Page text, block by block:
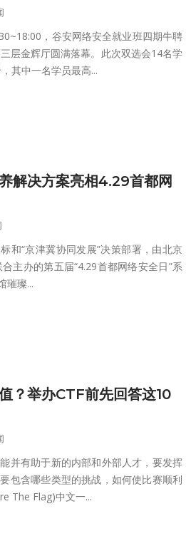
，谷安网络安全就业班四期牛聘
层金辉厅圆满落幕。此次双选会14名学
其中一名学员最高...
解决方案亮相4.29首都网
和“京津冀协同发展”决策部署，由北京
主办的第五届“4.29首都网络安全日”系
璀璨...
？举办CTF前先回答这10
并有助于新的内部和外部人才，要发挥
包含哪些类型的挑战，如何使比赛顺利
The Flag)中文一...